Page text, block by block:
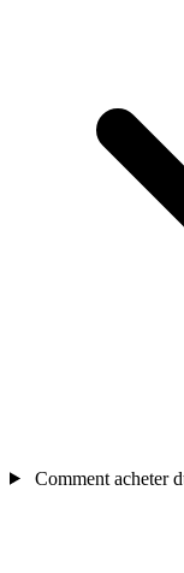
Comment acheter